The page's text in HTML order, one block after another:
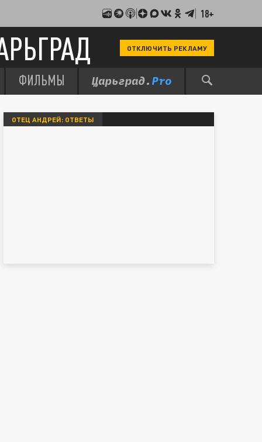
18+
ОТКЛЮЧИТЬ РЕКЛАМУ
ФИЛЬМЫ
ОТЕЦ АНДРЕЙ: ОТВЕТЫ